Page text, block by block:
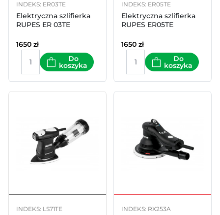
INDEKS: ER03TE
Elektryczna szlifierka
RUPES ER 03TE
1650 zł
Do
koszyka
INDEKS: ER05TE
Elektryczna szlifierka
RUPES ER05TE
1650 zł
Do
koszyka
INDEKS: LS71TE INDEKS: RX253A